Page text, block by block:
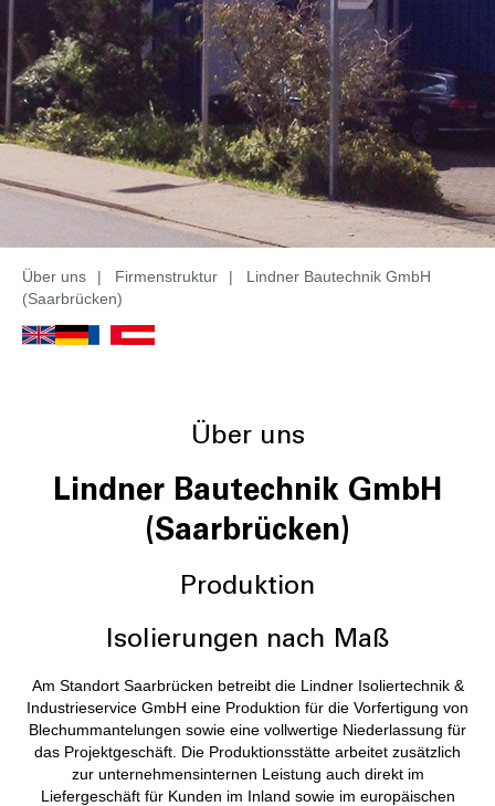
Über uns | Firmenstruktur |
Lindner Bautechnik GmbH
(Saarbrücken)
Über uns
Lindner Bautechnik GmbH
(Saarbrücken)
Produktion
Isolierungen nach Maß
Am Standort Saarbrücken betreibt die Lindner Isoliertechnik &
Industrieservice GmbH eine Produktion für die Vorfertigung von
Blechummantelungen sowie eine vollwertige Niederlassung für
das Projektgeschäft. Die Produktionsstätte arbeitet zusätzlich
zur unternehmensinternen Leistung auch direkt im
Liefergeschäft für Kunden im Inland sowie im europäischen